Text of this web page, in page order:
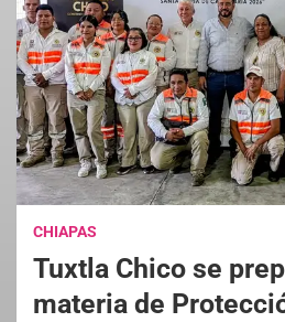
CHIAPAS
Tuxtla Chico se
materia de